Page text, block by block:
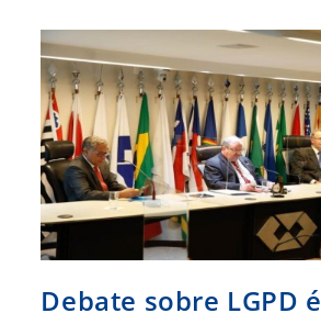
Fórum
Dos
Conselhos
Federais
De
Profissões
Regulamentadas
Debate sobre LGPD é